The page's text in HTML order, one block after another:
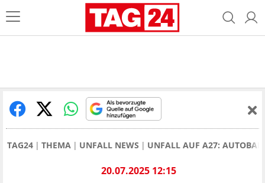
TAG24 THEMA UNFALL NEWS UNFALL AUF A27:
20.07.2025 12:15